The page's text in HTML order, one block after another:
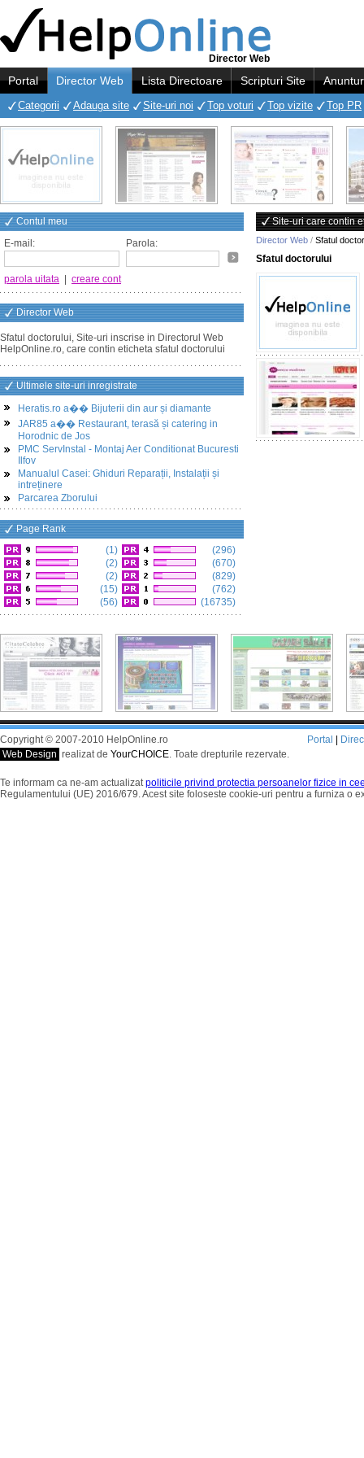
Director Web
Portal Director Web Lista Directoare Scripturi Site
Categorii Adauga site Site-uri noi Top voturi Top vizite Top PR
Contul meu
E-mail:
Parola:
parola uitata creare cont
Director Web
Sfatul doctorului, Site-uri inscrise in Directorul Web
HelpOnline.ro, care contin eticheta sfatul doctorului
Ultimele site-uri inregistrate
Heratis.ro a�� Bijuterii din aur și diamante
JAR85 a�� Restaurant, terasă și catering in
Horodnic de Jos
PMC ServInstal - Montaj Aer Conditionat Bucuresti
Ilfov
Manualul Casei: Ghiduri Reparații, Instalații și
intreținere
Parcarea Zborului
Page Rank
(1)
(2)
(2)
(15)
(56)
(296)
(670)
(829)
(762)
(16735)
Site-uri care contin
Director Web / Sfatul
Sfatul doctorului
Copyright © 2007-2010 HelpOnline.ro
Web Design realizat de YourCHOICE. Toate drepturile rezervate.
Portal
Te informam ca ne-am actualizatpoliticile privind protectia persoanelor fizice in
Regulamentului (UE) 2016/679. Acest site foloseste cookie-uri pentru a furniza o